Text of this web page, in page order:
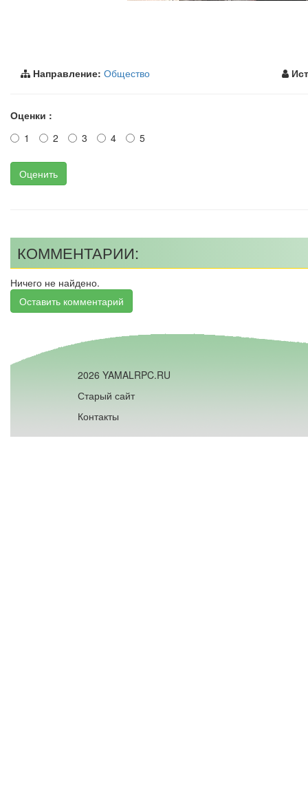
Направление: Общество
Оценки :
1
2 3 4 5
Оценить
КОММЕНТАРИИ:
Ничего не найдено.
Оставить комментарий
2026 YAMALRPC.RU
Старый сайт
Контакты